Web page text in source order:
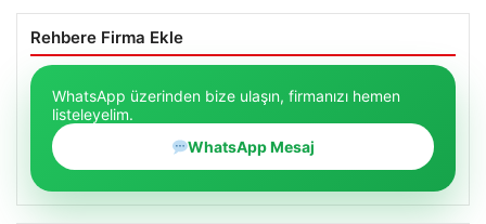
Rehbere Firma Ekle
WhatsApp üzerinden bize ulaşın, firmanızı hemen
listeleyelim.
WhatsApp Mesaj